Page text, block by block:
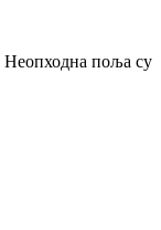
Неопходна поља су